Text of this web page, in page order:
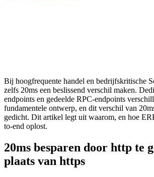
Bij hoogfrequente handel en bedrijfskritische
zelfs 20ms een beslissend verschil maken.
endpoints en gedeelde RPC-endpoints
fundamentele ontwerp, en dit verschil van
gedicht. Dit artikel legt uit waarom, en hoe
to-end oplost.
20ms besparen door http te
plaats van https